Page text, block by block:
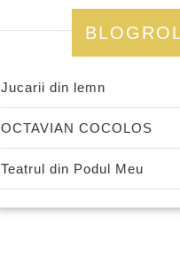
Jucarii din lemn
OCTAVIAN COCOLOS
Teatrul din Podul Meu